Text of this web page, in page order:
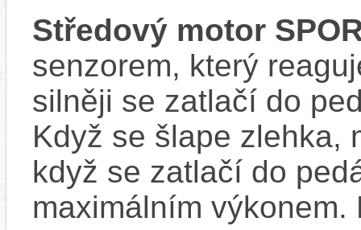
Středový motor
senzorem, který
silněji se zatlačí do
Když se šlape zlehka,
když se zatlačí do
maximálním